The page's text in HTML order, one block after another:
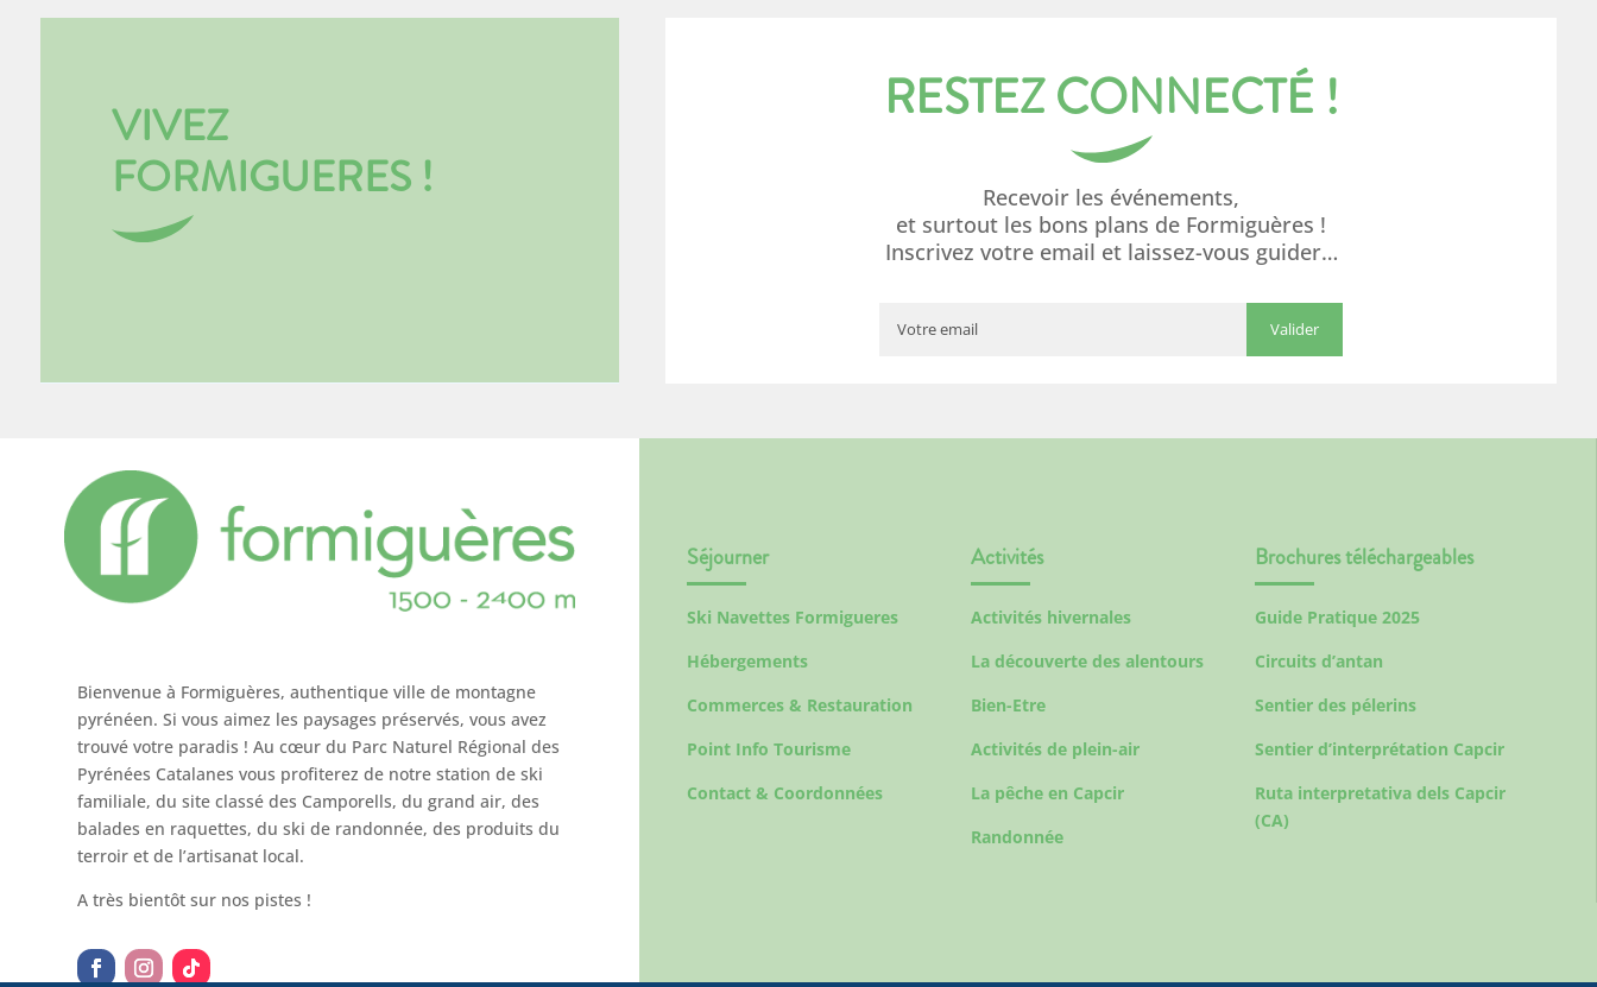
VIVEZ
FORMIGUERES !
RESTEZ CONNECTÉ !
Recevoir les événements,
et surtout les bons plans de Formiguères !
Inscrivez votre email et laissez-vous guider…
Bienvenue à Formiguères, authentique ville de montagne
pyrénéen. Si vous aimez les paysages préservés, vous avez
trouvé votre paradis ! Au cœur du Parc Naturel Régional des
Pyrénées Catalanes vous profiterez de notre station de ski
familiale, du site classé des Camporells, du grand air, des
balades en raquettes, du ski de randonnée, des produits du
terroir et de l’artisanat local.
A très bientôt sur nos pistes !
Séjourner
Ski Navettes Formigueres
Hébergements
Commerces & Restauration
Point Info Tourisme
Contact & Coordonnées
Activités
Activités hivernales
La découverte des alentours
Bien-Etre
Activités de plein-air
La pêche en Capcir
Randonnée
Brochures téléchargeables
Guide Pratique 2025
Circuits d’antan
Sentier des pélerins
Sentier d’interprétation Capcir
Ruta interpretativa dels Capcir
(CA)